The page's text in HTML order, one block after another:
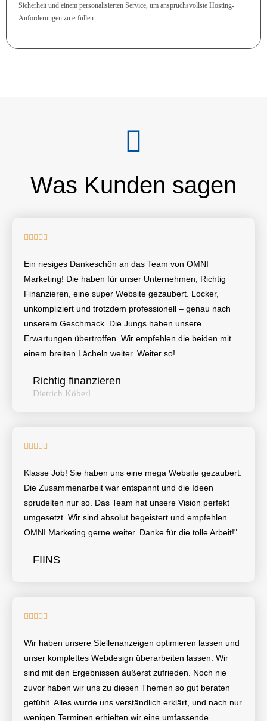
Sicherheit und einem personalisierten Service, um anspruchsvollste Hosting-
Anforderungen zu erfüllen.
Was Kunden sagen
    
Ein riesiges Dankeschön an das Team von OMNI
Marketing! Die haben für unser Unternehmen, Richtig
Finanzieren, eine super Website gezaubert. Locker,
unkompliziert und trotzdem professionell – genau nach
unserem Geschmack. Die Jungs haben unsere
Erwartungen übertroffen. Wir empfehlen die beiden mit
einem breiten Lächeln weiter. Weiter so!
Richtig finanzieren
Dietrich Köberl
    
Klasse Job! Sie haben uns eine mega Website gezaubert.
Die Zusammenarbeit war entspannt und die Ideen
sprudelten nur so. Das Team hat unsere Vision perfekt
umgesetzt. Wir sind absolut begeistert und empfehlen
OMNI Marketing gerne weiter. Danke für die tolle Arbeit!"
FIINS
    
Wir haben unsere Stellenanzeigen optimieren lassen und
unser komplettes Webdesign überarbeiten lassen. Wir
sind mit den Ergebnissen äußerst zufrieden. Noch nie
zuvor haben wir uns zu diesen Themen so gut beraten
gefühlt. Alles wurde uns verständlich erklärt, und nach nur
wenigen Terminen erhielten wir eine umfassende